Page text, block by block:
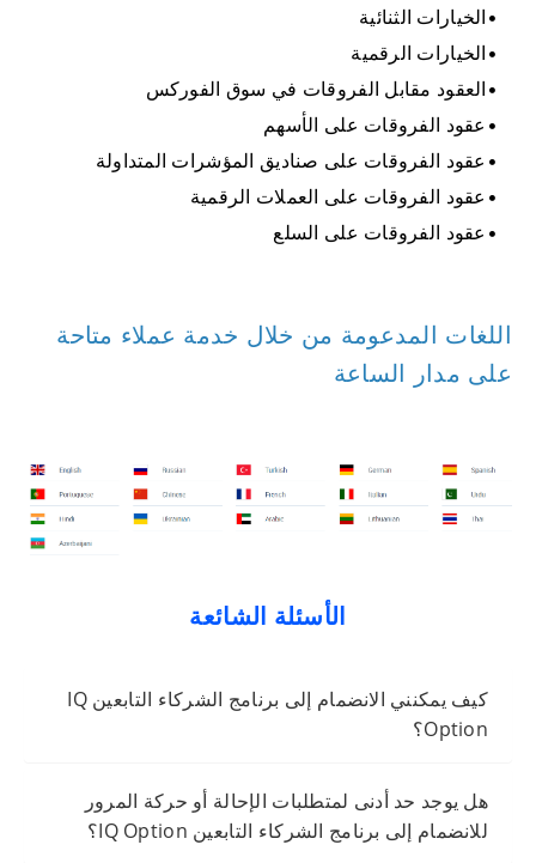
الخيارات الثنائية
الخيارات الرقمية
العقود مقابل الفروقات في سوق الفوركس
عقود الفروقات على الأسهم
عقود الفروقات على صناديق المؤشرات المتداولة
عقود الفروقات على العملات الرقمية
عقود الفروقات على السلع
اللغات المدعومة من خلال خدمة عملاء متاحة
على مدار الساعة
الأسئلة الشائعة
كيف يمكنني الانضمام إلى برنامج الشركاء التابعين IQ
Option؟
هل يوجد حد أدنى لمتطلبات الإحالة أو حركة المرور
للانضمام إلى برنامج الشركاء التابعين IQ Option؟